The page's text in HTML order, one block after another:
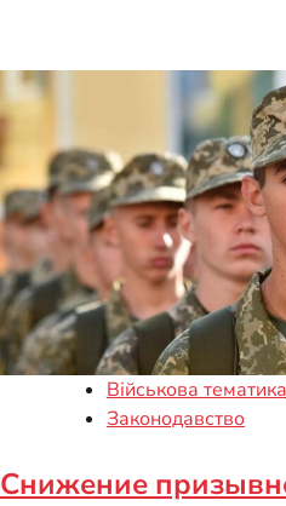
Військова тематика
Законодавство
Снижение